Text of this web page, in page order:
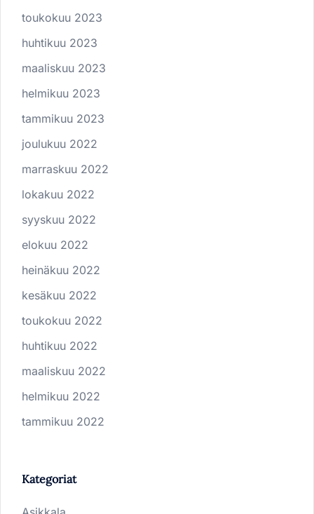
toukokuu 2023
huhtikuu 2023
maaliskuu 2023
helmikuu 2023
tammikuu 2023
joulukuu 2022
marraskuu 2022
lokakuu 2022
syyskuu 2022
elokuu 2022
heinäkuu 2022
kesäkuu 2022
toukokuu 2022
huhtikuu 2022
maaliskuu 2022
helmikuu 2022
tammikuu 2022
Kategoriat